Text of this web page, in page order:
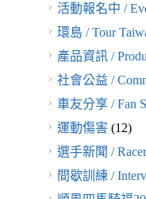
活動報名中 /
環島 / Tour
產品資訊 /
社會公益 /
車友分享 / Fan
運動傷害(12)
選手新聞 /
間歇訓練 /